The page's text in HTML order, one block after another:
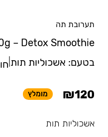
תערובת תה
– Detox Smoothie
בטעם: אשכוליות תות
₪120 מומלץ
אשכוליות תות